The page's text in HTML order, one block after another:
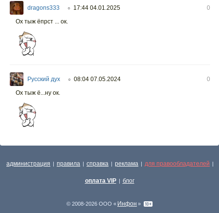
dragons333 ○ 17:44 04.01.2025
0
Ох тыж ёпрст ... ок.
Русский дух ○ 08:04 07.05.2024
0
Ох тыж ё...ну ок.
администрация | правила | справка | реклама | для правообладателей |
оплата VIP | блог
© 2008-2026 ООО « Инфон »